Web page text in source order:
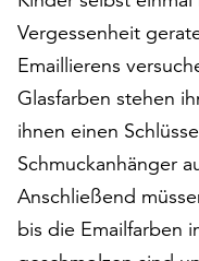
Ende
Seite
die
Schaltfläche
„Cookie-
Einstellungen“
zur
Verfügung.
Funktionale
Vergessenheit
Emaillierens
Glasfarben stehen
ihnen einen
Schmuckanhänger
Anschließend
bis die Emailfarben